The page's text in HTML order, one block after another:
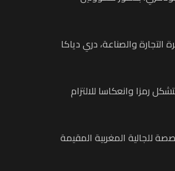
والصناعة، دري دياكا
رمزا وانعكاسا للالتزام
للجالية المغربية المقيمة